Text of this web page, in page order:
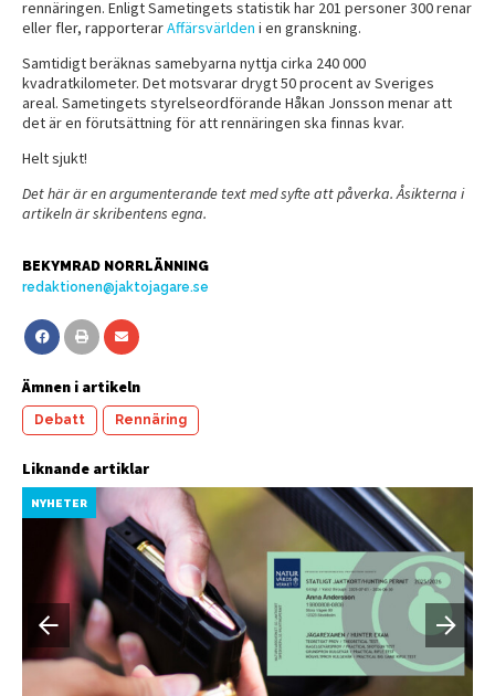
rennäringen. Enligt Sametingets statistik har 201 personer 300 renar
eller fler, rapporterarAffärsvärlden i en granskning.
Samtidigt beräknas samebyarna nyttja cirka 240 000
kvadratkilometer. Det motsvarar drygt 50 procent av Sveriges
areal. Sametingets styrelseordförande Håkan Jonsson menar att
det är en förutsättning för att rennäringen ska finnas kvar.
Helt sjukt!
Det här är en argumenterande text med syfte att påverka. Åsikterna i
artikeln är skribentens egna.
BEKYMRAD NORRLÄNNING
redaktionen@jaktojagare.se
Ämnen i artikeln
Debatt Rennäring
Liknande artiklar
NYHETER